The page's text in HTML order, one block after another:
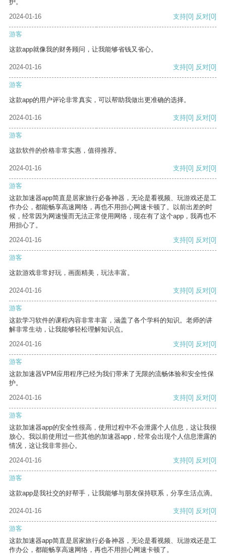
护。
2024-01-16
支持[0] 反对[0]
游客
这款app就像我的财务顾问，让我能够省钱又省心。
2024-01-16 支持[0] 反对[0]
游客
这款app的用户评论非常真实，可以帮助我做出更准确的选择。
2024-01-16 支持[0] 反对[0]
游客
这款软件的价格非常实惠，值得推荐。
2024-01-16 支持[0] 反对[0]
游客
这款加速器app简直是居家旅行必备神器，无论是看视频、玩游戏还是工
作办公，都能畅享高速网络，再也不用担心网速卡顿了。以前出差的时
候，经常因为网速慢而无法正常使用网络，现在有了这个app，我再也不
用担心了。
2024-01-16
支持[0] 反对[0]
游客
这款游戏非常好玩，画面精美，玩法丰富。
2024-01-16 支持[0] 反对[0]
游客
这款学习软件的课程内容非常丰富，涵盖了各个学科的知识。老师的讲
解非常生动，让我能够轻松理解知识点。
2024-01-16
支持[0] 反对[0]
游客
这款加速器VPM应用程序已经为我们带来了无限的流畅体验和安全性保
护。
2024-01-16
支持[0] 反对[0]
游客
这款加速器app的安全性很高，使用过程中不会泄露个人信息，这让我很
放心。我以前使用过一些其他的加速器app，经常会出现个人信息泄露的
情况，这让我非常担心。
2024-01-16
支持[0] 反对[0]
游客
这款app是我社交的好帮手，让我能够与朋友保持联系，分享生活点滴。
2024-01-16 支持[0] 反对[0]
游客
这款加速器app简直是居家旅行必备神器，无论是看视频、玩游戏还是工
作办公，都能畅享高速网络，再也不用担心网速卡顿了。